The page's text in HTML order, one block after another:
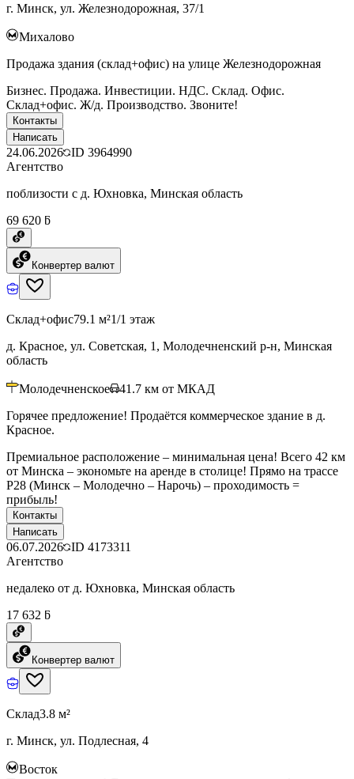
г. Минск, ул. Железнодорожная, 37/1
Михалово
Продажа здания (склад+офис) на улице Железнодорожная
Бизнес. Продажа. Инвестиции. НДС. Склад. Офис.
Склад+офис. Ж/д. Производство. Звоните!
Контакты
Написать
24.06.2026 ID 3964990
Агентство
поблизости с д. Юхновка, Минская область
69 620 ƃ
Конвертер валют
Склад+офис79.1 м²1/1 этаж
д. Красное, ул. Советская, 1, Молодечненский р-н, Минская
область
Молодечненское 41.7 км от МКАД
Горячее предложение! Продаётся коммерческое здание в д.
Красное.
Премиальное расположение – минимальная цена! Всего 42 км
от Минска – экономьте на аренде в столице! Прямо на трассе
Р28 (Минск – Молодечно – Нарочь) – проходимость =
прибыль!
Контакты
Написать
06.07.2026 ID 4173311
Агентство
недалеко от д. Юхновка, Минская область
17 632 ƃ
Конвертер валют
Склад3.8 м²
г. Минск, ул. Подлесная, 4
Восток